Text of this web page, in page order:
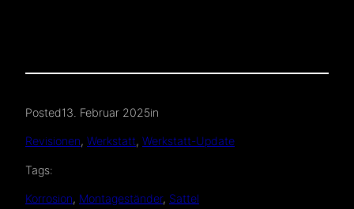
Posted13. Februar 2025in
Revisionen, Werkstatt, Werkstatt-Update
Tags:
Korrosion, Montageständer, Sattel